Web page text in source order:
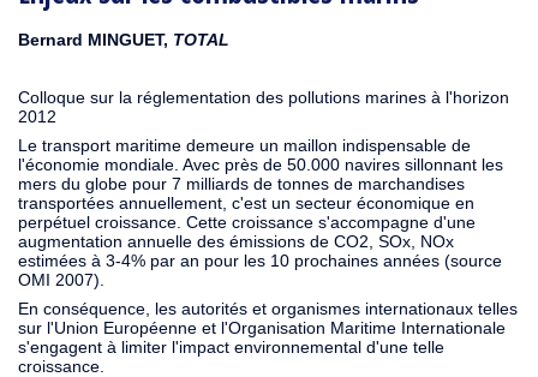
Bernard MINGUET, TOTAL
Colloque sur la réglementation des pollutions marines à l'horizon
2012
Le transport maritime demeure un maillon indispensable de
l'économie mondiale. Avec près de 50.000 navires sillonnant les
mers du globe pour 7 milliards de tonnes de marchandises
transportées annuellement, c'est un secteur économique en
perpétuel croissance. Cette croissance s'accompagne d'une
augmentation annuelle des émissions de CO2, SOx, NOx
estimées à 3-4% par an pour les 10 prochaines années (source
OMI 2007).
En conséquence, les autorités et organismes internationaux telles
sur l'Union Européenne et l'Organisation Maritime Internationale
s'engagent à limiter l'impact environnemental d'une telle
croissance.